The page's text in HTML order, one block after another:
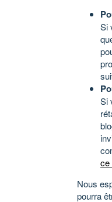
Si
Si
ce
Nous
pourra